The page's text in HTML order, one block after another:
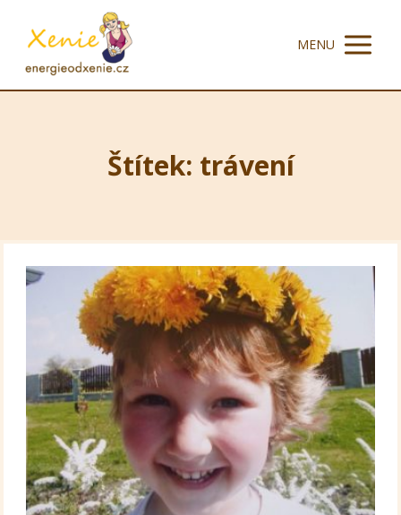
MENU
Štítek: trávení